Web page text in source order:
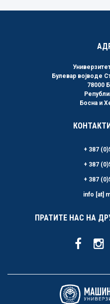
Булевар војводе
78000
Босна и
+ 387
+ 387
+ 387
info [at]
ПРАТИТЕ НАС НА